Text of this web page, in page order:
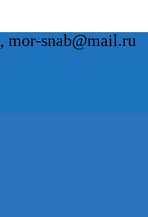
, mor-snab@mail.ru